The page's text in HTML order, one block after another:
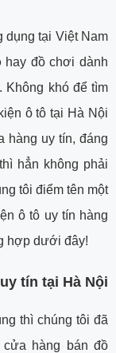
dụng tại Việt Nam
hay đồ chơi dành
Không khó để tìm
ô tô tại Hà Nội
hàng uy tín, đáng
hẳn không phải
tôi điểm tên một
ô tô uy tín hàng
hợp dưới đây!
tín tại Hà Nội
thì chúng tôi đã
hàng bán đồ